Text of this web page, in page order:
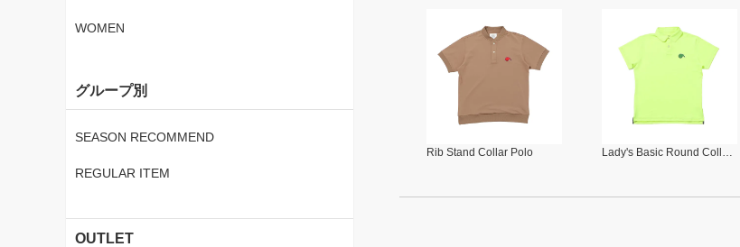
Rib Stand Collar Polo Lady's Basic Round Collar Polo
WOMEN
グループ別
SEASON RECOMMEND
REGULAR ITEM
OUTLET